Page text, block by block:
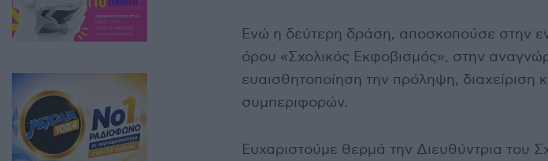
Ενώ η δεύτερη δράση, αποσκοπούσε στην
όρου «Σχολικός Εκφοβισμός», στην
ευαισθητοποίηση την πρόληψη, διαχείριση
συμπεριφορών.
Ευχαριστούμε θερμά την Διευθύντρια του